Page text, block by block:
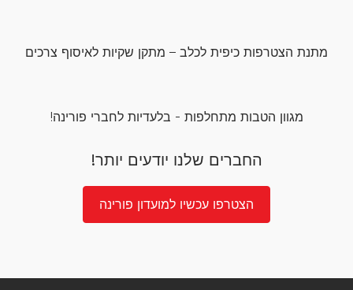
מתנת הצטרפות כיפית לכלב – מתקן שקיות לאיסוף צרכים
מגוון הטבות מתחלפות - בלעדיות לחברי פורינה!
החברים שלנו יודעים יותר!
הצטרפו עכשיו למועדון פורינה